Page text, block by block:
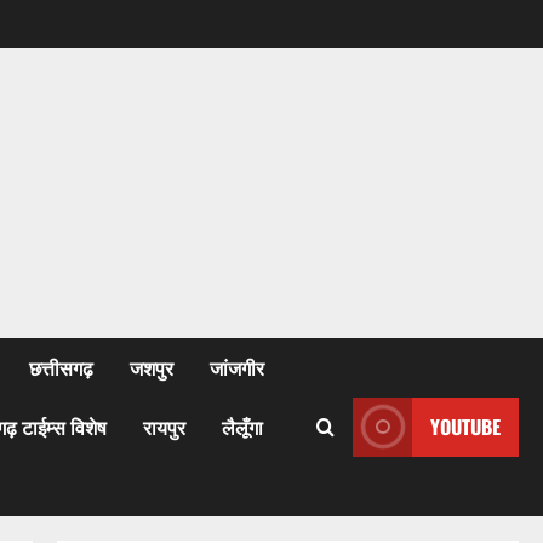
छत्तीसगढ़ जशपुर जांजगीर
टाईम्स विशेष रायपुर लैलूँगा YOUTUBE